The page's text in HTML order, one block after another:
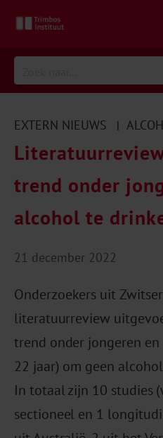
EXTERN NIEUWS |
trend onder
alcohol te
21 december 2022
Onderzoekers uit
literatuurreview
trend onder jongeren
22 jaar) om geen
In totaal zijn 10 studies
sectioneel en 1